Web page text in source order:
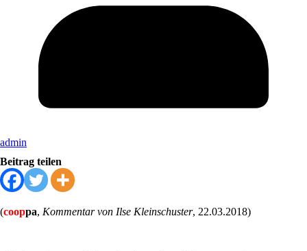
admin
Beitrag teilen
(cooppa, Kommentar von Ilse Kleinschuster, 22.03.2018)